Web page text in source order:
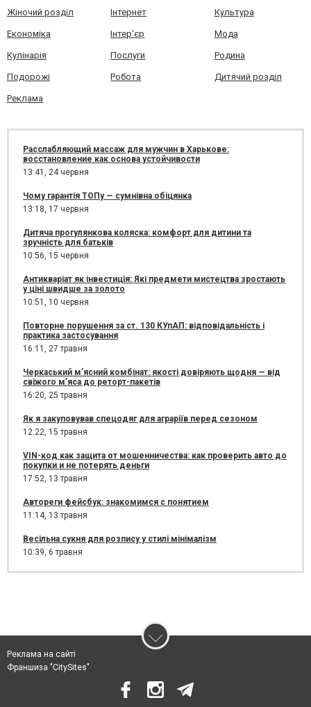
Жіночий розділ Інтернет Культура
Економіка Інтер'єр Мода
Кулінарія Послуги Родина
Подорожі Робота Дитячий розділ
Реклама
Расслабляющий массаж для мужчин в Харькове:
восстановление как основа устойчивости
13:41, 24 червня
Чому гарантія ТОПу — сумнівна обіцянка
13:18, 17 червня
Дитяча прогулянкова коляска: комфорт для дитини та
зручність для батьків
10:56, 15 червня
Антикваріат як інвестиція: Які предмети мистецтва зростають
у ціні швидше за золото
10:51, 10 червня
Повторне порушення за ст. 130 КУпАП: відповідальність і
практика застосування
16:11, 27 травня
Черкаський м’ясний комбінат: якості довіряють щодня — від
свіжого м’яса до реторт-пакетів
16:20, 25 травня
Як я закуповував спецодяг для аграріїв перед сезоном
12:22, 15 травня
VIN-код как защита от мошенничества: как проверить авто до
покупки и не потерять деньги
17:52, 13 травня
Автореги фейсбук: знакомимся с понятием
11:14, 13 травня
Весільна сукня для розпису у стилі мінімалізм
10:39, 6 травня
Реклама на сайті
Франшиза "CitySites"